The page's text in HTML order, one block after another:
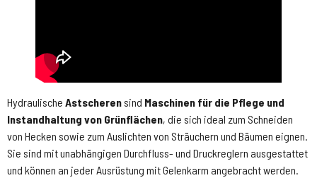
Hydraulische Astscheren sind Maschinen für die Pflege und
Instandhaltung von Grünflächen, die sich ideal zum Schneiden
von Hecken sowie zum Auslichten von Sträuchern und Bäumen eignen.
Sie sind mit unabhängigen Durchfluss- und Druckreglern ausgestattet
und können an jeder Ausrüstung mit Gelenkarm angebracht werden.